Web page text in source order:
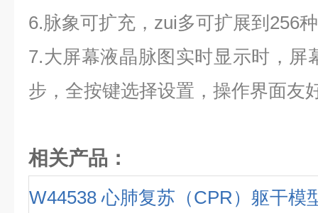
6.脉象可扩充，zui多可扩展到256
7.大屏幕液晶脉图实时显示时，屏
步，全按键选择设置，操作界面友
相关产品：
W44538 心肺复苏（CPR）躯干模